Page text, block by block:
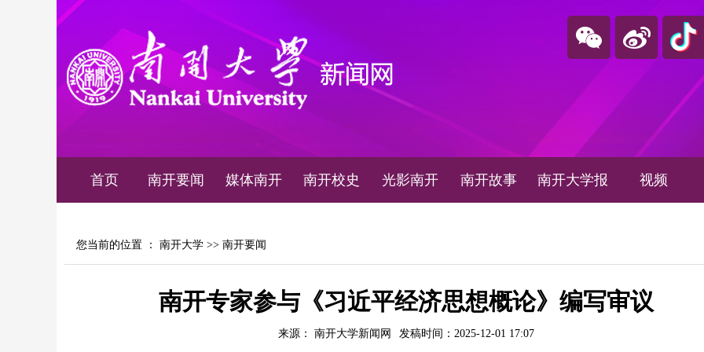
首页 南开要闻 媒体南开 南开校史 光影南开 南开故事 南开大学报 视频
您当前的位置 ： 南开大学 >> 南开要闻
南开专家参与《习近平经济思想概论》编写审议
来源： 南开大学新闻网 发稿时间：2025-12-01 17:07